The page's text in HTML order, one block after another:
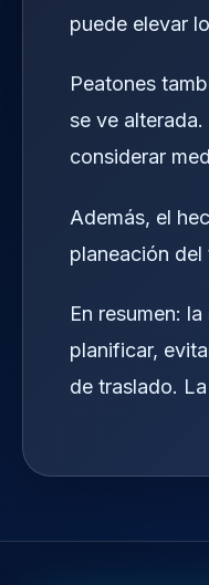
puede elevar
Peatones
se ve
considerar
Además, el
planeación
En resumen:
planificar,
de traslado.